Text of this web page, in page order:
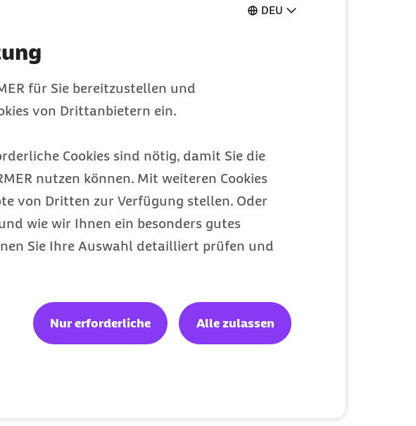
DEU
für Sie bereitzustellen und
von Drittanbietern ein.
Cookies sind nötig, damit Sie die
nutzen können. Mit weiteren Cookies
von Dritten zur Verfügung stellen. Oder
wie wir Ihnen ein besonders gutes
Sie Ihre Auswahl detailliert prüfen und
Nur erforderliche Alle zulassen